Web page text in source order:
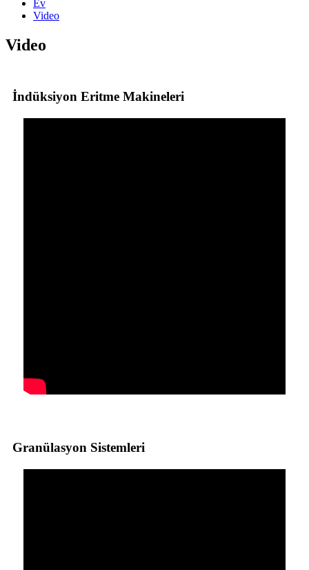
Ev
Video
Video
İndüksiyon Eritme Makineleri
Granülasyon Sistemleri